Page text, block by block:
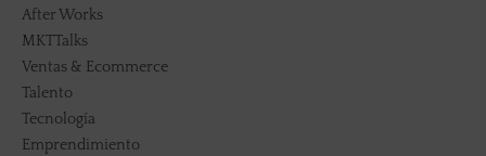
After Works
MKTTalks
Ventas & Ecommerce
Talento
Tecnología
Emprendimiento